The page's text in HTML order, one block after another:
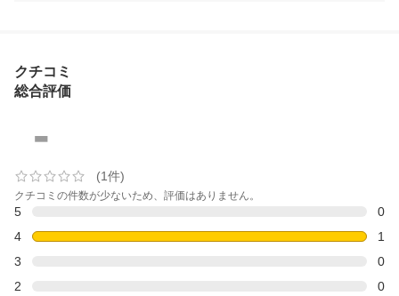
クチコミ
総合評価
-
(1件)
クチコミの件数が少ないため、評価はありません。
5
0
4
1
3
0
2
0